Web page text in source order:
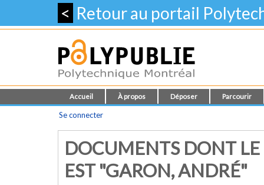
< Retour au portail
Accueil À propos Déposer Parcourir
Se connecter
DOCUMENTS DONT
EST "GARON, ANDRÉ"